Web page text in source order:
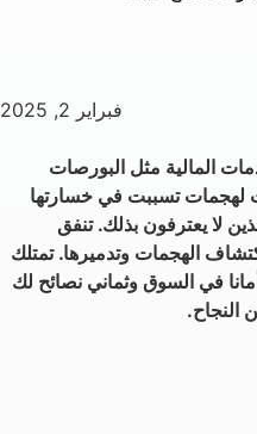
فبراير 2, 2025
أن 45٪ من الخدمات المالية مثل البورصات
لهجمات تسببت في خسارتها
لا يعترفون بذلك. تنفق
الهجمات وتدميرها. تمتلك
أمانا في السوق وثماني نصائح لك
النجاح.